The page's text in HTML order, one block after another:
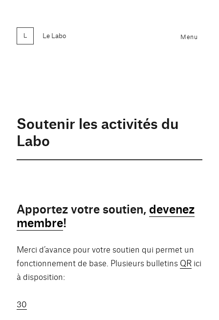
Le Labo Menu
Soutenir les activités du
Labo
Apportez votre soutien, devenez
membre!
Merci d’avance pour votre soutien qui permet un
fonctionnement de base. Plusieurs bulletins QR ici
à disposition:
30